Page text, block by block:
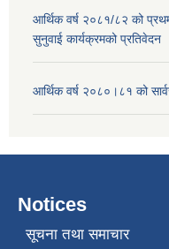
आर्थिक वर्ष २०८१/८२ को
सुनुवाई कार्यक्रमको प्रतिवेदन
आर्थिक वर्ष २०८०।८१ को
Notices
सूचना तथा समाचार